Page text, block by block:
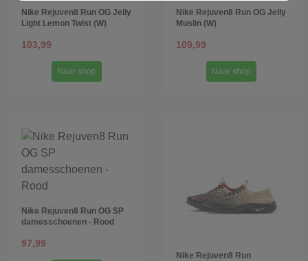
Nike Rejuven8 Run OG Jelly
Light Lemon Twist (W)
103,99
Naar shop
Nike Rejuven8 Run OG Jelly
Muslin (W)
109,99
Naar shop
Nike Rejuven8 Run OG SP
damesschoenen - Rood
97,99
Nike Rejuven8 Run